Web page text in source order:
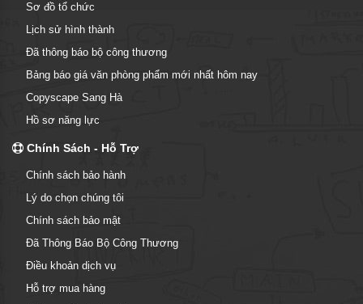
Sơ đồ tổ chức
Lịch sử hình thành
Đã thông báo bộ công thương
Bảng báo giá văn phòng phẩm mới nhất hôm nay
Copyscape Sang Hà
Hồ sơ năng lực
Chính Sách - Hỗ Trợ
Chính sách bảo hành
Lý do chọn chúng tôi
Chính sách bảo mật
Đã Thông Báo Bộ Công Thương
Điều khoản dịch vụ
Hỗ trợ mua hàng